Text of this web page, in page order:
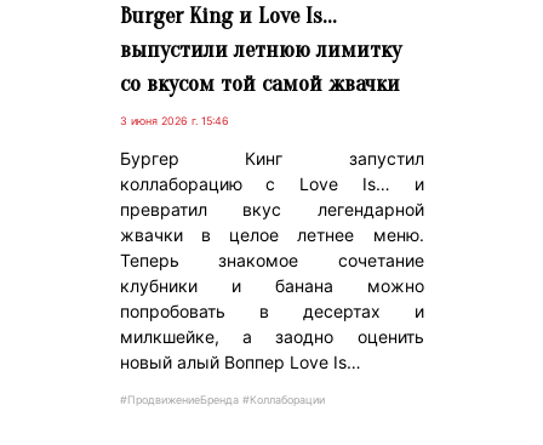
Burger King и Love Is…
выпустили летнюю лимитку
со вкусом той самой жвачки
3 июня 2026 г. 15:46
Бургер Кинг запустил
коллаборацию с Love Is… и
превратил вкус легендарной
жвачки в целое летнее меню.
Теперь знакомое сочетание
клубники и банана можно
попробовать в десертах и
милкшейке, а заодно оценить
новый алый Воппер Love Is…
#ПродвижениеБренда #Коллаборации